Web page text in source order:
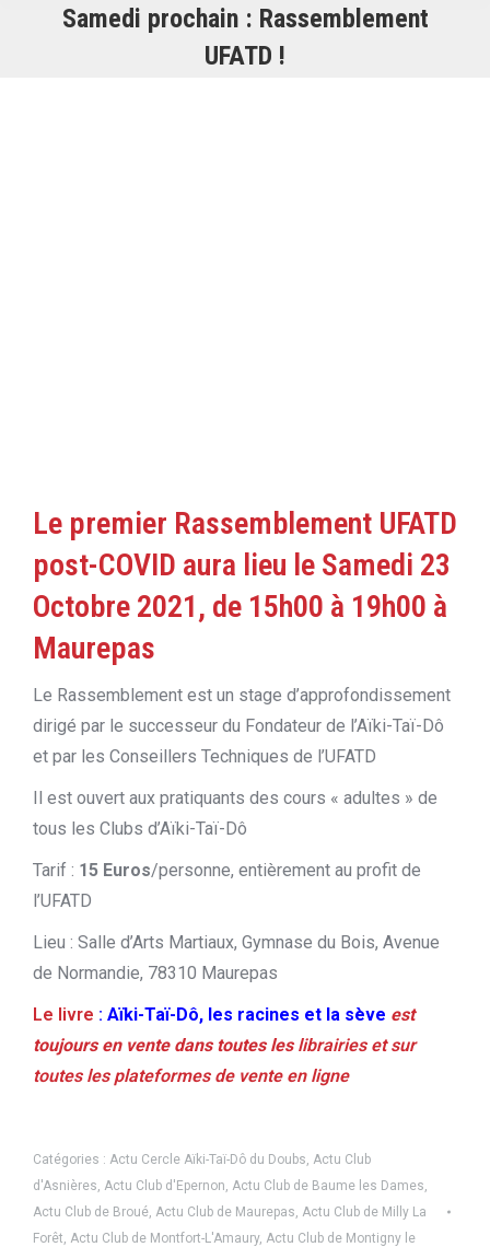
Samedi prochain : Rassemblement
UFATD !
Le premier Rassemblement UFATD
post-COVID aura lieu le Samedi 23
Octobre 2021, de 15h00 à 19h00 à
Maurepas
Le Rassemblement est un stage d’approfondissement
dirigé par le successeur du Fondateur de l’Aïki-Taï-Dô
et par les Conseillers Techniques de l’UFATD
Il est ouvert aux pratiquants des cours « adultes » de
tous les Clubs d’Aïki-Taï-Dô
Tarif : 15 Euros/personne, entièrement au profit de
l’UFATD
Lieu : Salle d’Arts Martiaux, Gymnase du Bois, Avenue
de Normandie, 78310 Maurepas
Le livre : Aïki-Taï-Dô, les racines et la sève est
toujours en vente dans toutes leslibrairies et sur
toutes les plateformes de vente en ligne
Catégories : Actu Cercle Aïki-Taï-Dô du Doubs, Actu Club
d'Asnières, Actu Club d'Epernon, Actu Club de Baume les Dames,
Actu Club de Broué, Actu Club de Maurepas, Actu Club de Milly La
Forêt, Actu Club de Montfort-L'Amaury, Actu Club de Montigny le